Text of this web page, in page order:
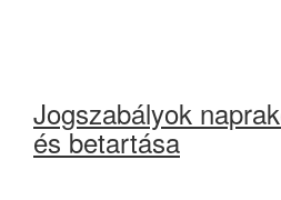
Jogszabályok
és betartása